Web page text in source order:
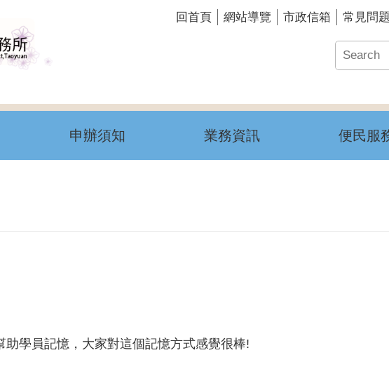
回首頁 網站導覽 市政信箱 常見問
申辦須知 業務資訊 便民服
學員記憶，大家對這個記憶方式感覺很棒!